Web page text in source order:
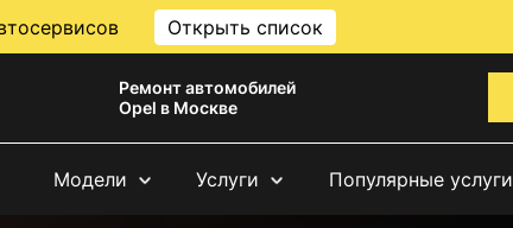
Открыть список
Ремонт автомобилей
Opel в Москве
Модели Услуги Популярные услуги